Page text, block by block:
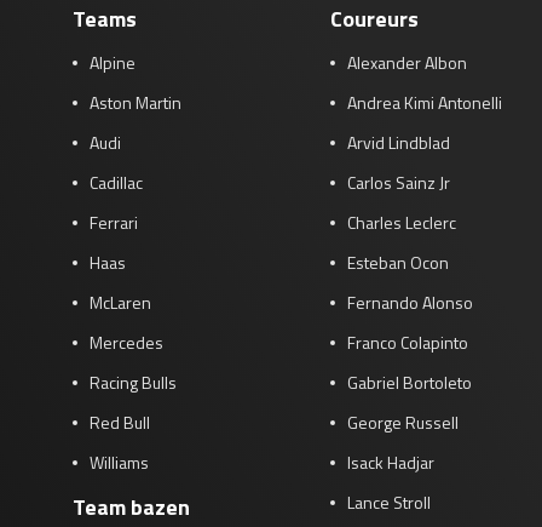
Teams
Alpine
Aston Martin
Audi
Cadillac
Ferrari
Haas
McLaren
Mercedes
Racing Bulls
Red Bull
Williams
Team bazen
Coureurs
Alexander Albon
Andrea Kimi Antonelli
Arvid Lindblad
Carlos Sainz Jr
Charles Leclerc
Esteban Ocon
Fernando Alonso
Franco Colapinto
Gabriel Bortoleto
George Russell
Isack Hadjar
Lance Stroll